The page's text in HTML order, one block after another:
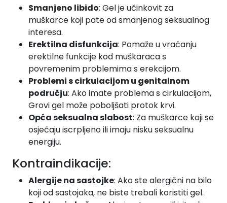
Smanjeno libido: Gel je učinkovit za
muškarce koji pate od smanjenog seksualnog
interesa.
Erektilna disfunkcija: Pomaže u vraćanju
erektilne funkcije kod muškaraca s
povremenim problemima s erekcijom.
Problemi s cirkulacijom u genitalnom
području: Ako imate problema s cirkulacijom,
Grovi gel može poboljšati protok krvi.
Opća seksualna slabost: Za muškarce koji se
osjećaju iscrpljeno ili imaju nisku seksualnu
energiju.
Kontraindikacije:
Alergije na sastojke: Ako ste alergični na bilo
koji od sastojaka, ne biste trebali koristiti gel.